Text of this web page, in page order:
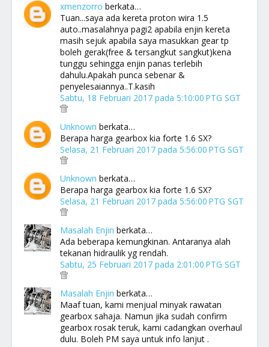
xmenzorro berkata…
Tuan...saya ada kereta proton wira 1.5
auto..masalahnya pagi2 apabila enjin kereta
masih sejuk apabila saya masukkan gear tp
boleh gerak(free & tersangkut sangkut)kena
tunggu sehingga enjin panas terlebih
dahulu.Apakah punca sebenar &
penyelesaiannya..T.kasih
Sabtu, 18 Februari 2017 pada 5:10:00 PTG SGT
Unknown berkata…
Berapa harga gearbox kia forte 1.6 SX?
Selasa, 21 Februari 2017 pada 5:56:00 PTG SGT
Unknown berkata…
Berapa harga gearbox kia forte 1.6 SX?
Selasa, 21 Februari 2017 pada 5:56:00 PTG SGT
Masalah Enjin berkata…
Ada beberapa kemungkinan. Antaranya alah
tekanan hidraulik yg rendah.
Sabtu, 25 Februari 2017 pada 2:01:00 PTG SGT
Masalah Enjin berkata…
Maaf tuan, kami menjual minyak rawatan
gearbox sahaja. Namun jika sudah confirm
gearbox rosak teruk, kami cadangkan overhaul
dulu. Boleh PM saya untuk info lanjut .